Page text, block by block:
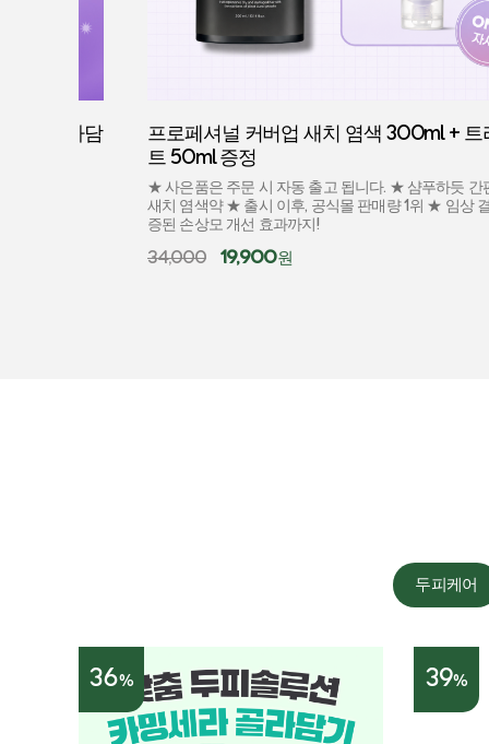
프로페셔널 커버업 새치 염색 300ml + 트리트
트 50ml 증정
★ 사은품은 주문 시 자동 출고 됩니다. ★ 샴푸하듯 간편 사용
새치 염색약 ★ 출시 이후, 공식몰 판매량 1위 ★ 임상 결과로
증된 손상모 개선 효과까지!
34,000 19,900원
두피케어
36% 39%